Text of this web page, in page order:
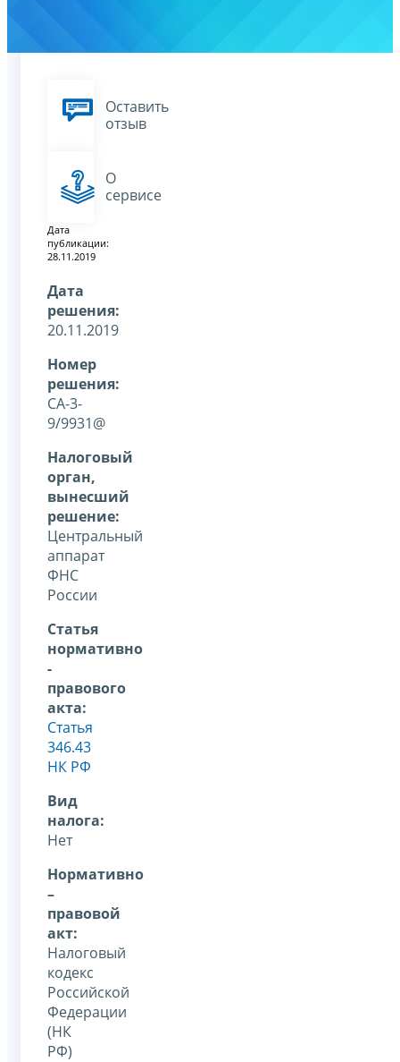
Оставить
отзыв
О
сервисе
Дата
публикации:
28.11.2019
Дата
решения:
20.11.2019
Номер
решения:
СА-3-
9/9931@
Налоговый
орган,
вынесший
решение:
Центральный
аппарат
ФНС
России
Статья
нормативно
-
правового
акта:
Статья
346.43
НК РФ
Вид
налога:
Нет
Нормативно
–
правовой
акт:
Налоговый
кодекс
Российской
Федерации
(НК
РФ)